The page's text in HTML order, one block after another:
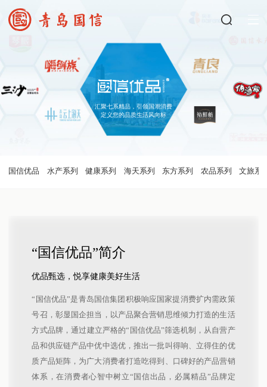
汇聚七系精品，引领国潮消费
定义您的品质生活风向标
国信优品 水产系列 健康系列 海天系列 东方系列 农品系列 文旅系
“国信优品”简介
优品甄选，悦享健康美好生活
“国信优品”是青岛国信集团积极响应国家提消费扩内需政策
号召，彰显国企担当，以产品聚合营销思维倾力打造的生活
方式品牌，通过建立严格的“国信优品”筛选机制，从自营产
品和供应链产品中优中选优，推出一批叫得响、立得住的优
质产品矩阵，为广大消费者打造吃得到、口碑好的产品营销
体系，在消费者心智中树立“国信出品，必属精品”品牌定